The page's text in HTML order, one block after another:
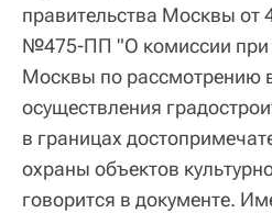
правительства Москвы от
№475-ПП "О комиссии при
Москвы по рассмотрению
осуществления
в границах
охраны объектов
говорится в документе.